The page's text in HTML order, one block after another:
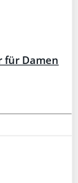
für Damen